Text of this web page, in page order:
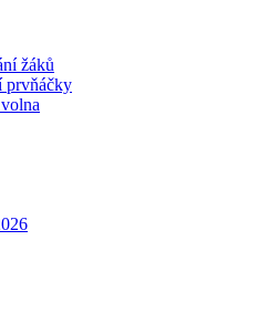
žáků
prvňáčky